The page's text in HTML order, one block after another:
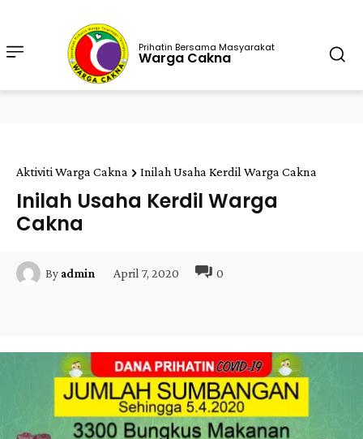
Prihatin Bersama Masyarakat
Warga Cakna
Aktiviti Warga Cakna Inilah Usaha Kerdil Warga Cakna
Inilah Usaha Kerdil Warga
Cakna
By admin April 7, 2020 0